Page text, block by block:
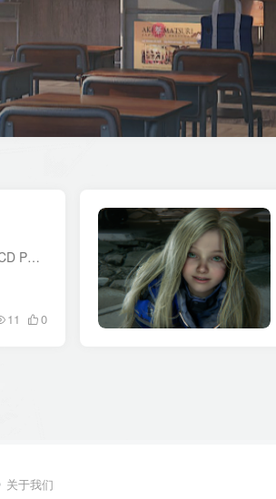
游戏介绍 《赛博朋克2077》是知名《巫师》系列开发商CD PROJEKT RED公布的一款角色扮演游戏，故事设定在黑暗的、科技极度发达的腐败未来世界中，并且兼有沙盒元素与RPG机制。游戏的世界架构灵感...
11 0
关于我们